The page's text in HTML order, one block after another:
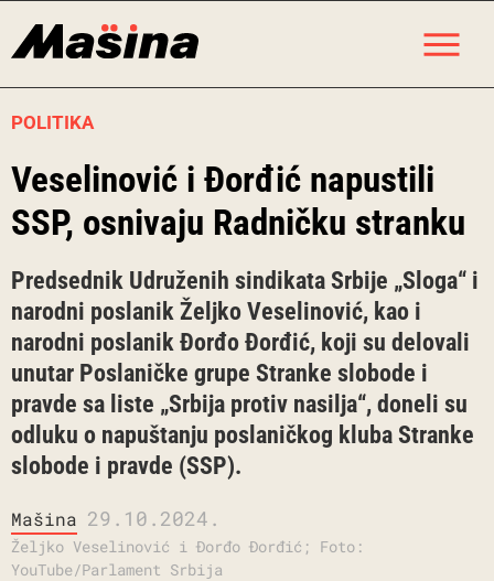
POLITIKA
Veselinović i Đorđić napustili
SSP, osnivaju Radničku stranku
Predsednik Udruženih sindikata Srbije „Sloga“ i
narodni poslanik Željko Veselinović, kao i
narodni poslanik Đorđo Đorđić, koji su delovali
unutar Poslaničke grupe Stranke slobode i
pravde sa liste „Srbija protiv nasilja“, doneli su
odluku o napuštanju poslaničkog kluba Stranke
slobode i pravde (SSP).
Mašina 29.10.2024.
Željko Veselinović i Đorđo Đorđić; Foto:
YouTube/Parlament Srbija